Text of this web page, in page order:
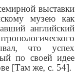
выставки
музею как
английский
что успех
по своей идее
[Там же, c. 54].